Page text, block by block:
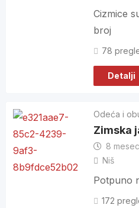
Cizmice
broj
78
Detalji
Odeća i
Zimska
8
Niš
Potpuno
172